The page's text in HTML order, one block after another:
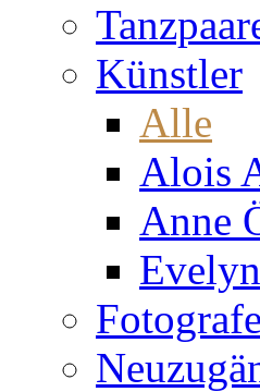
Künstler
Alle
Alois
Anne